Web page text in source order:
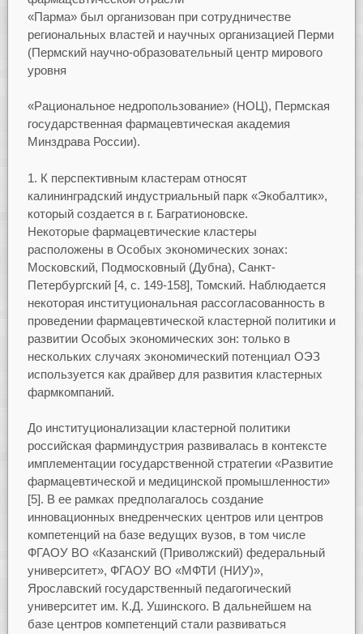
«Парма» был организован при сотрудничестве
региональных властей и научных организацией Перми
(Пермский научно-образовательный центр мирового
уровня
«Рациональное недропользование» (НОЦ), Пермская
государственная фармацевтическая академия
Минздрава России).
К перспективным кластерам относят
калининградский индустриальный парк «Экобалтик»,
который создается в г. Багратионовске.
Некоторые фармацевтические кластеры
расположены в Особых экономических зонах:
Московский, Подмосковный (Дубна), Санкт-
Петербургский [4, с. 149-158], Томский. Наблюдается
некоторая институциональная рассогласованность в
проведении фармацевтической кластерной политики и
развитии Особых экономических зон: только в
нескольких случаях экономический потенциал ОЭЗ
используется как драйвер для развития кластерных
фармкомпаний.
До институционализации кластерной политики
российская фарминдустрия развивалась в контексте
имплементации государственной стратегии «Развитие
фармацевтической и медицинской промышленности»
[5]. В ее рамках предполагалось создание
инновационных внедренческих центров или центров
компетенций на базе ведущих вузов, в том числе
ФГАОУ ВО «Казанский (Приволжский) федеральный
университет», ФГАОУ ВО «МФТИ (НИУ)»,
Ярославский государственный педагогический
университет им. К.Д. Ушинского. В дальнейшем на
базе центров компетенций стали развиваться